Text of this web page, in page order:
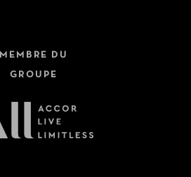
MEMBRE DU
GROUPE